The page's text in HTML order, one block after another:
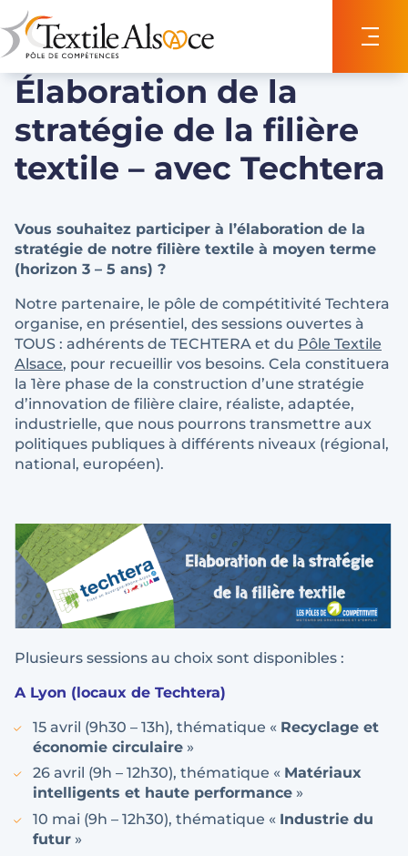
Élaboration de la
stratégie de la filière
textile – avec Techtera
Vous souhaitez participer à l’élaboration de la
stratégie de notre filière textile à moyen terme
(horizon 3 – 5 ans) ?
Notre partenaire, le pôle de compétitivité Techtera
organise, en présentiel, des sessions ouvertes à
TOUS : adhérents de TECHTERA et du Pôle Textile
Alsace, pour recueillir vos besoins. Cela constituera
la 1ère phase de la construction d’une stratégie
d’innovation de filière claire, réaliste, adaptée,
industrielle, que nous pourrons transmettre aux
politiques publiques à différents niveaux (régional,
national, européen).
Plusieurs sessions au choix sont disponibles :
A Lyon (locaux de Techtera)
15 avril (9h30 – 13h), thématique « Recyclage et
économie circulaire »
26 avril (9h – 12h30), thématique « Matériaux
intelligents et haute performance »
10 mai (9h – 12h30), thématique « Industrie du
futur »
Panneau de gestion des cookies